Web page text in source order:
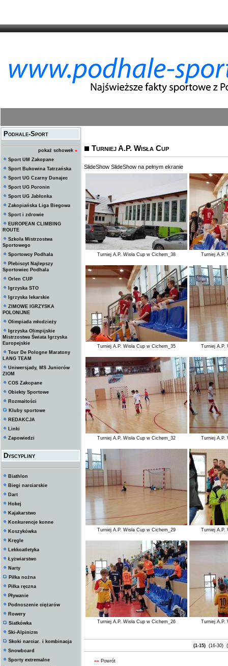
Podhale-Sport
pokaż schowek »
Sport UM Zakopane
Sport Bukowina Tatrzańska
Sport UG Czarny Dunajec
Sport UG Poronin
Sport UG Jabłonka
Zakopiańska Liga Biegowa
Sport i zdrowie
EUROPEAN CLIMBING
ROUTE
Szkoła Mistrzostwa
Sportowego
Sportowcy Podhala
Plebiscyt Najlepszy
Sportowiec Podhala
Orlen CUP
Igrzyska STO
Igrzyska lekarskie
ZIMOWE IGRZYSKA
POLONIJNE
Olimpiada młodzieży
Igrzyska Olimpijskie
Mistrzostwa Świata Igrzyska
Europejskie
Tour De Pologne Maratony
LANG TEAM
Uniwersjady, MS Juniorów
ZIOM
COS Zakopane
Obiekty Sportowe
Rozmaitości
Kluby sportowe
REDAKCJA
Linki
Zapowiedzi
Dyscypliny
Biathlon
Biegi narciarskie
Dart
Hokej
Kajakarstwo
Konkurencje konne
Koszykówka
Kręgle
Lekkoatletyka
Łyżwiarstwo
Narty
Piłka nożna
Piłka ręczna
Pływanie
Podnoszenie ciężarów
Rowery
Siatkówka
Ski-Alpinizm
Skoki narciar. i kombinacja
Snowboard
Sporty extremalne
Turniej A.P. Wisła Cup
SlideShow SlideShow na pełnym ekranie
Turniej A.P. Wisła Cup w Cichem_38 Turniej A.P.
Turniej A.P. Wisła Cup w Cichem_35 Turniej A.P.
Turniej A.P. Wisła Cup w Cichem_32 Turniej A.P.
Turniej A.P. Wisła Cup w Cichem_29 Turniej A.P.
Turniej A.P. Wisła Cup w Cichem_26 Turniej A.P.
(1-15) (16-30)
«« Powrót